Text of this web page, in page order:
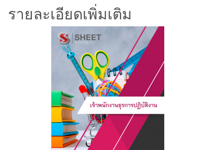
เสริม
รายละเอียดเพิ่มเติม